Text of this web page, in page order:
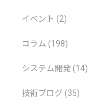
イベント (2)
コラム (198)
システム開発 (14)
技術ブログ (35)